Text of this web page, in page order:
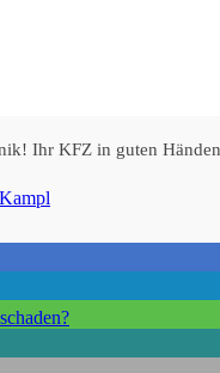
Ihr KFZ in guten